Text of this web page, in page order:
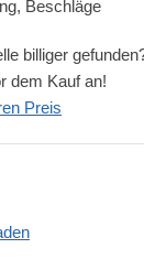
Beschläge
billiger
dem Kauf an!
Preis